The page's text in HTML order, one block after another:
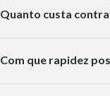
Quanto custa
Com que rapidez